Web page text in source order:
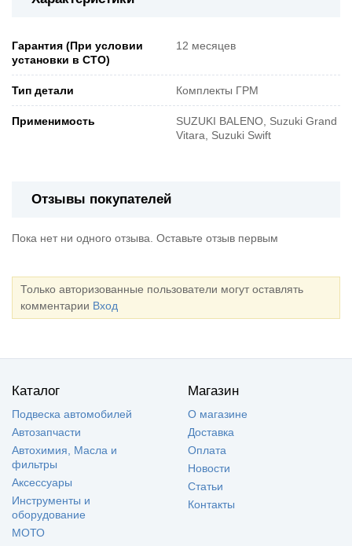
Гарантия (При условии
установки в СТО)
12 месяцев
Тип детали Комплекты ГРМ
Применимость
SUZUKI BALENO, Suzuki Grand
Vitara, Suzuki Swift
Отзывы покупателей
Пока нет ни одного отзыва. Оставьте отзыв первым
Только авторизованные пользователи могут оставлять
комментарии Вход
Каталог
Подвеска автомобилей
Автозапчасти
Автохимия, Масла и
фильтры
Аксессуары
Инструменты и
оборудование
МОТО
Магазин
О магазине
Доставка
Оплата
Новости
Статьи
Контакты